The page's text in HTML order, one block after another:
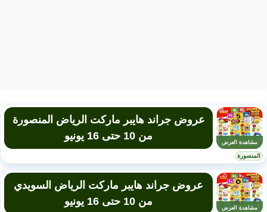
مشاهدة العرض
عروض جراند هايبر ماركت الرياض المنصورة
من 10 حتى 16 يونيو
المنصورة
مشاهدة العرض
عروض جراند هايبر ماركت الرياض السويدي
من 10 حتى 16 يونيو